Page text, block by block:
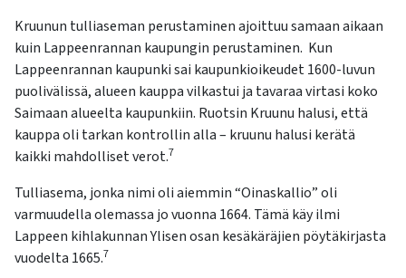
Kruunun tulliaseman perustaminen ajoittuu samaan aikaan
kuin Lappeenrannan kaupungin perustaminen. Kun
Lappeenrannan kaupunki sai kaupunkioikeudet 1600-luvun
puolivälissä, alueen kauppa vilkastui ja tavaraa virtasi koko
Saimaan alueelta kaupunkiin. Ruotsin Kruunu halusi, että
kauppa oli tarkan kontrollin alla – kruunu halusi kerätä
kaikki mahdolliset verot.7
Tulliasema, jonka nimi oli aiemmin “Oinaskallio” oli
varmuudella olemassa jo vuonna 1664. Tämä käy ilmi
Lappeen kihlakunnan Ylisen osan kesäkäräjien pöytäkirjasta
vuodelta 1665.7